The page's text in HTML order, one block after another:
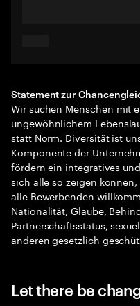
Statement zur
Wir suchen Menschen mit
ungewöhnlichem
statt Norm. Diversität ist
Komponente der
fördern ein integratives
sich alle so zeigen
alle Bewerbenden
Nationalität, Glaube,
Partnerschaftsstatus,
anderen gesetzlich
Let there be